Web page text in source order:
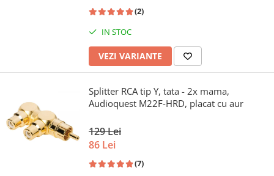
(2)
IN STOC
VEZI VARIANTE
Splitter RCA tip Y, tata - 2x mama,
Audioquest M22F-HRD, placat cu aur
129 Lei
86 Lei
(7)